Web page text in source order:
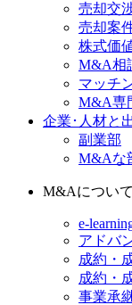
売却交
売却案
株式価
M&A相
マッチ
M&A専
企業･人材と
副業部
M&Aな
M&Aについ
e-
アドバ
成約・
成約・
事業承